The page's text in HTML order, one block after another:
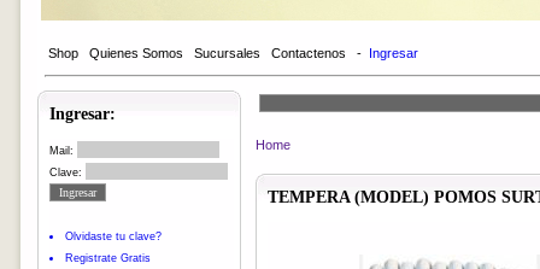
Shop Quienes Somos Sucursales Contactenos - Ingresar
Ingresar:
Mail:
Clave:
Olvidaste tu clave?
Registrate Gratis
Home
TEMPERA (MODEL) POMOS